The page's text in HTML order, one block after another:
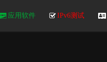
应用软件 IPv6测试